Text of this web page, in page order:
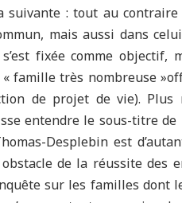
suivante : tout au
mais aussi dans
fixée comme objectif,
famille très nombreuse
de projet de vie). Plus
entendre le sous-titre de
Desplebin est
de la réussite des
sur les familles dont